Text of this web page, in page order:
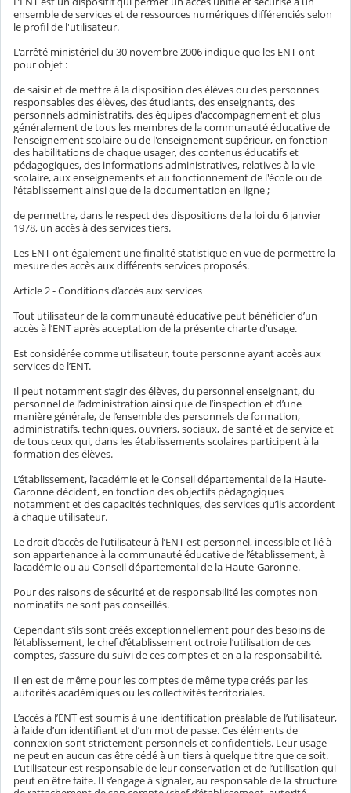
ensemble de services et de ressources numériques différenciés selon
le profil de l'utilisateur.
L'arrêté ministériel du 30 novembre 2006 indique que les ENT ont
pour objet :
de saisir et de mettre à la disposition des élèves ou des personnes
responsables des élèves, des étudiants, des enseignants, des
personnels administratifs, des équipes d'accompagnement et plus
généralement de tous les membres de la communauté éducative de
l'enseignement scolaire ou de l'enseignement supérieur, en fonction
des habilitations de chaque usager, des contenus éducatifs et
pédagogiques, des informations administratives, relatives à la vie
scolaire, aux enseignements et au fonctionnement de l'école ou de
l'établissement ainsi que de la documentation en ligne ;
de permettre, dans le respect des dispositions de la loi du 6 janvier
1978, un accès à des services tiers.
Les ENT ont également une finalité statistique en vue de permettre la
mesure des accès aux différents services proposés.
Article 2 - Conditions d’accès aux services
Tout utilisateur de la communauté éducative peut bénéficier d’un
accès à l’ENT après acceptation de la présente charte d’usage.
Est considérée comme utilisateur, toute personne ayant accès aux
services de l’ENT.
Il peut notamment s’agir des élèves, du personnel enseignant, du
personnel de l’administration ainsi que de l’inspection et d’une
manière générale, de l’ensemble des personnels de formation,
administratifs, techniques, ouvriers, sociaux, de santé et de service et
de tous ceux qui, dans les établissements scolaires participent à la
formation des élèves.
L’établissement, l’académie et le Conseil départemental de la Haute-
Garonne décident, en fonction des objectifs pédagogiques
notamment et des capacités techniques, des services qu’ils accordent
à chaque utilisateur.
Le droit d’accès de l’utilisateur à l’ENT est personnel, incessible et lié à
son appartenance à la communauté éducative de l’établissement, à
l’académie ou au Conseil départemental de la Haute-Garonne.
Pour des raisons de sécurité et de responsabilité les comptes non
nominatifs ne sont pas conseillés.
Cependant s’ils sont créés exceptionnellement pour des besoins de
l’établissement, le chef d’établissement octroie l’utilisation de ces
comptes, s’assure du suivi de ces comptes et en a la responsabilité.
Il en est de même pour les comptes de même type créés par les
autorités académiques ou les collectivités territoriales.
L’accès à l’ENT est soumis à une identification préalable de l’utilisateur,
à l’aide d’un identifiant et d’un mot de passe. Ces éléments de
connexion sont strictement personnels et confidentiels. Leur usage
ne peut en aucun cas être cédé à un tiers à quelque titre que ce soit.
L’utilisateur est responsable de leur conservation et de l’utilisation qui
peut en être faite. Il s’engage à signaler, au responsable de la structure